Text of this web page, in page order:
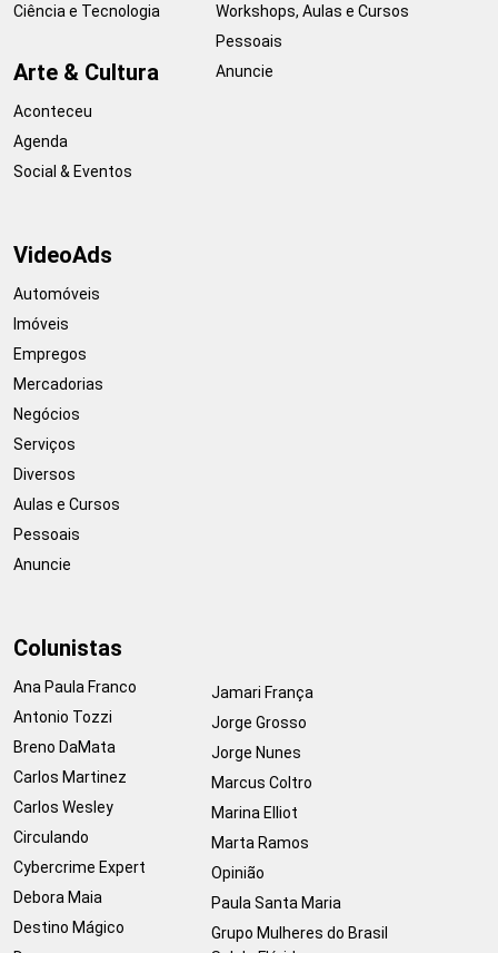
Ciência e Tecnologia
Arte & Cultura
Aconteceu
Agenda
Social & Eventos
Workshops, Aulas e Cursos
Pessoais
Anuncie
VideoAds
Automóveis
Imóveis
Empregos
Mercadorias
Negócios
Serviços
Diversos
Aulas e Cursos
Pessoais
Anuncie
Colunistas
Ana Paula Franco
Antonio Tozzi
Breno DaMata
Carlos Martinez
Carlos Wesley
Circulando
Cybercrime Expert
Debora Maia
Destino Mágico
Jamari França
Jorge Grosso
Jorge Nunes
Marcus Coltro
Marina Elliot
Marta Ramos
Opinião
Paula Santa Maria
Grupo Mulheres do Brasil